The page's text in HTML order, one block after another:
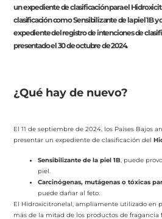
un expediente de clasificación para el
clasificación como Sensibilizante de la piel 1B y
expediente del registro de intenciones de
presentado el 30 de octubre de 2024.
¿Qué hay de nuevo?
El 11 de septiembre de 2024, los Países Bajos
presentar un expediente de clasificación del
Sensibilizante de la piel 1B, puede
piel.
Carcinógenas, mutágenas o tóxicas
puede dañar al feto.
El Hidroxicitronelal, ampliamente utilizado en
más de la mitad de los productos de fragancia